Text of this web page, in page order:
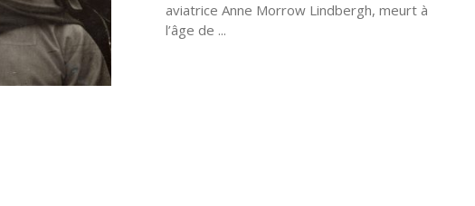
aviatrice Anne Morrow Lindbergh, meurt à
l’âge de ...